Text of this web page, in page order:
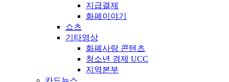
지급결제
화폐이야기
쇼츠
기타영상
화폐사랑 콘텐츠
청소년 경제 UCC
지역본부